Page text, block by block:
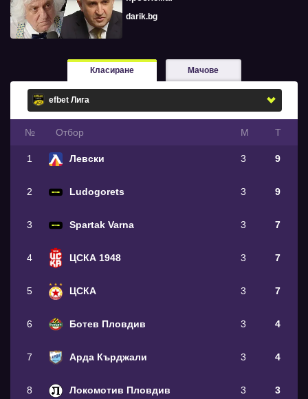
darik.bg
Класиране Мачове
№ Oтбор М Т
1 Левски 3 9
2 Ludogorets 3 9
3 Spartak Varna 3 7
4 ЦСКА 1948 3 7
5 ЦСКА 3 7
6 Ботев Пловдив 3 4
7 Арда Кърджали 3 4
8 Локомотив Пловдив 3 3